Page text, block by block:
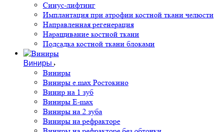
Cинус-лифтинг
Имплантация при атрофии костной ткани челюсти
Направленная регенерация
Наращивание костной ткани
Подсадка костной ткани блоками
Виниры
Виниры
Виниры e.max Ростокино
Винир на 1 зуб
Виниры E-max
Виниры на 2 зуба
Виниры на рефракторе